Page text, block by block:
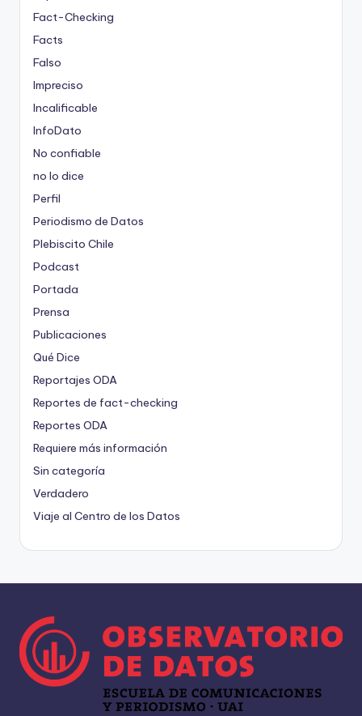
Fact-Checking
Facts
Falso
Impreciso
Incalificable
InfoDato
No confiable
no lo dice
Perfil
Periodismo de Datos
Plebiscito Chile
Podcast
Portada
Prensa
Publicaciones
Qué Dice
Reportajes ODA
Reportes de fact-checking
Reportes ODA
Requiere más información
Sin categoría
Verdadero
Viaje al Centro de los Datos